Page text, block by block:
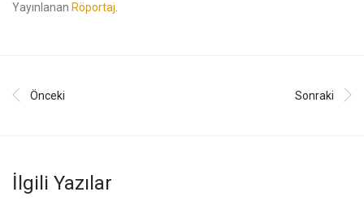
Yayınlanan Röportaj
Önceki Sonraki
İlgili Yazılar